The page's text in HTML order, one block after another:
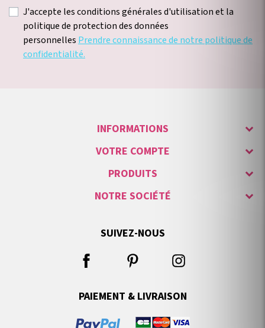
J'accepte les conditions générales d'utilisation et la
politique de protection des données
personnelles Prendre connaissance de notre politique de
confidentialité.
INFORMATIONS
VOTRE COMPTE
PRODUITS
NOTRE SOCIÉTÉ
SUIVEZ-NOUS
PAIEMENT & LIVRAISON